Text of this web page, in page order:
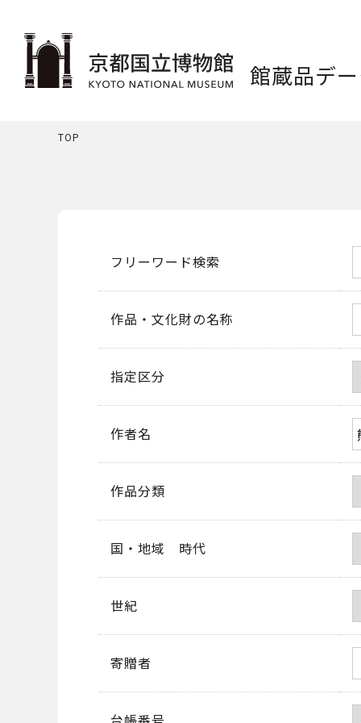
館蔵品デ
TOP
フリーワード検索
作品・文化財の名称
指定区分
作者名
作品分類
国・地域 時代
世紀
寄贈者